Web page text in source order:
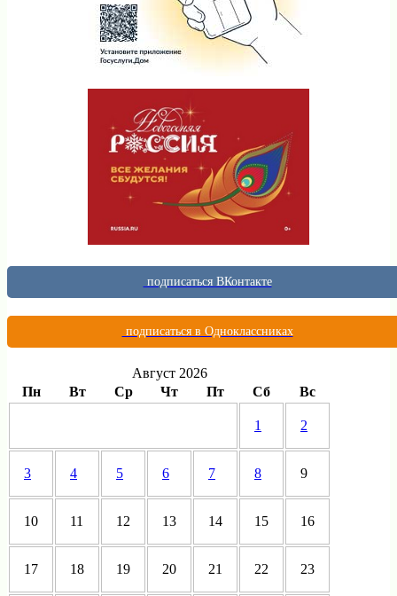
подписаться ВКонтакте
подписаться в Одноклассниках
Август 2026
Пн
Вт Ср Чт Пт Сб Вс
1 2
3 4 5 6 7 8 9
10 11 12 13 14 15 16
17 18 19 20 21 22 23